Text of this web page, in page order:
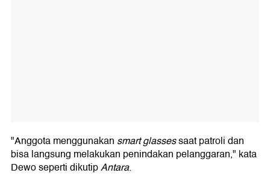
"Anggota menggunakan smart glassessaat patroli dan
bisa langsung melakukan penindakan pelanggaran," kata
Dewo seperti dikutipAntara.